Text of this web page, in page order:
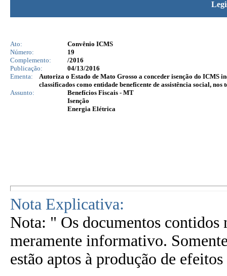
Ato:
Convênio ICMS
Número:
19
Complemento:
/2016
Publicação:
04/13/2016
Ementa:
Autoriza o Estado de Mato Grosso a conceder isenção do ICMS
classificados como entidade beneficente de assistência social,
Assunto:
Benefícios Fiscais - MT
Isenção
Energia Elétrica
Nota Explicativa:
Nota: " Os documentos contidos
meramente informativo.
estão aptos à produção de